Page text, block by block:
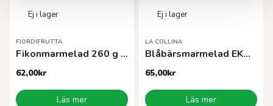
FIORDIFRUTTA
Fikonmarmelad 260 g EKO
62,00kr
Läs mer
LA COLLINA
Blåbärsmarmelad EKO 270 g
65,00kr
Läs mer